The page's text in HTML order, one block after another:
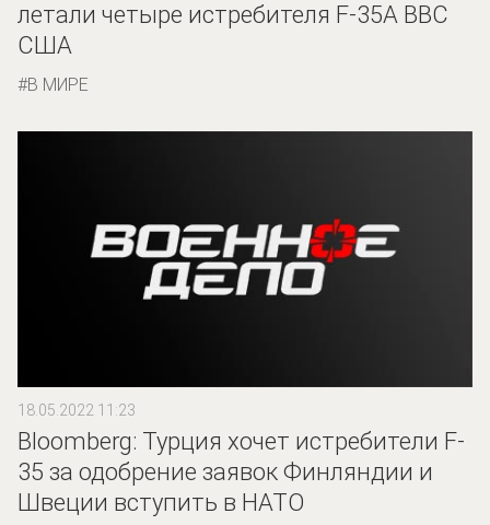
летали четыре истребителя F-35A ВВС
США
В МИРЕ
18.05.2022 11:23
Bloomberg: Турция хочет истребители F-
35 за одобрение заявок Финляндии и
Швеции вступить в НАТО